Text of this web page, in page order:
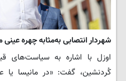
شهردار انتصابی به‌مثابه چهره عینی
اوزل با اشاره به سیاست‌های
کُردنشین، گفت: «در مانیسا یا